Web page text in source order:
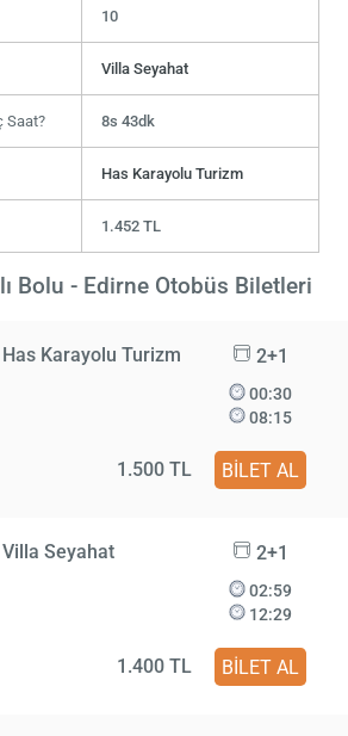
10
Villa Seyahat
Saat? 8s 43dk
Has Karayolu Turizm
1.452 TL
Bolu - Edirne Otobüs Biletleri
Has Karayolu Turizm 2+1
00:30
08:15
1.500 TL BİLET AL
Villa Seyahat 2+1
02:59
12:29
1.400 TL BİLET AL